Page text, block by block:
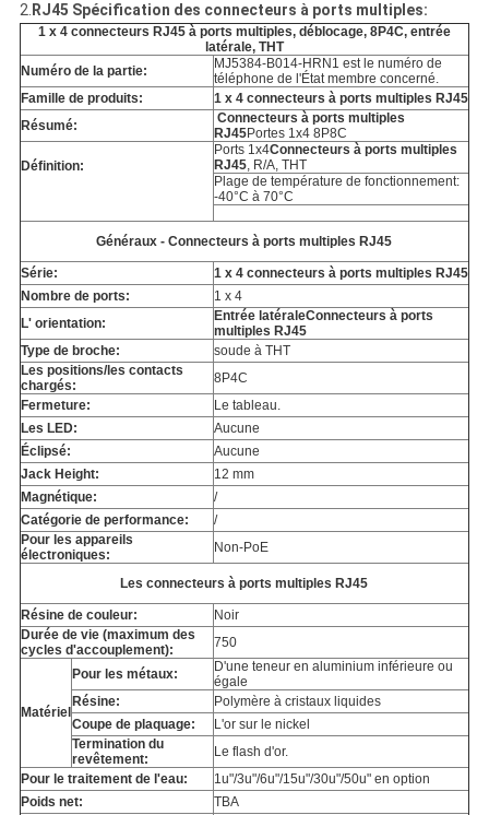
2. RJ45 Spécification des connecteurs à ports multiples:
1 x 4 connecteurs RJ45 à ports multiples, déblocage, 8P4C, entrée
latérale, THT
Numéro de la partie:
MJ5384-B014-HRN1 est le numéro de
téléphone de l'État membre concerné.
Famille de produits:
1 x 4 connecteurs à ports multiples RJ45
Résumé:
Connecteurs à ports multiples
RJ45Portes 1x4 8P8C
Définition:
Ports 1x4Connecteurs à ports multiples
RJ45, R/A, THT
Plage de température de fonctionnement:
-40°C à 70°C
Généraux - Connecteurs à ports multiples RJ45
Série:
1 x 4 connecteurs à ports multiples RJ45
Nombre de ports:
1 x 4
L' orientation:
Entrée latéraleConnecteurs à ports
multiples RJ45
Type de broche:
soude à THT
Les positions/les contacts
chargés:
8P4C
Fermeture:
Le tableau.
Les LED:
Aucune
Éclipsé:
Aucune
Jack Height:
12 mm
Magnétique:
/
Catégorie de performance:
/
Pour les appareils
électroniques:
Non-PoE
Les connecteurs à ports multiples RJ45
Résine de couleur:
Noir
Durée de vie (maximum des
cycles d'accouplement):
750
Matériel
Pour les métaux:
D'une teneur en aluminium inférieure ou
égale
Résine:
Polymère à cristaux liquides
Coupe de plaquage:
L'or sur le nickel
Termination du
revêtement:
Le flash d'or.
Pour le traitement de l'eau:
1u"/3u"/6u"/15u"/30u"/50u" en option
Poids net:
TBA